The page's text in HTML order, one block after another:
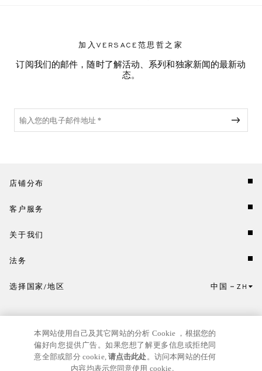
加入VERSACE范思哲之家
订阅我们的邮件，随时了解活动、系列和独家新闻的最新动
态。
店铺分布
客户服务
关于我们
法务
点击此处选择国家/地区和语言。
选择国家/地区 中国 ZH
本网站使用自己及其它网站的分析 Cookie ，根据您的
偏好向您提供广告。如果您想了解更多信息或拒绝同
意全部或部分 cookie,请点击此处。访问本网站的任何
内容均表示您同意使用 cookie。